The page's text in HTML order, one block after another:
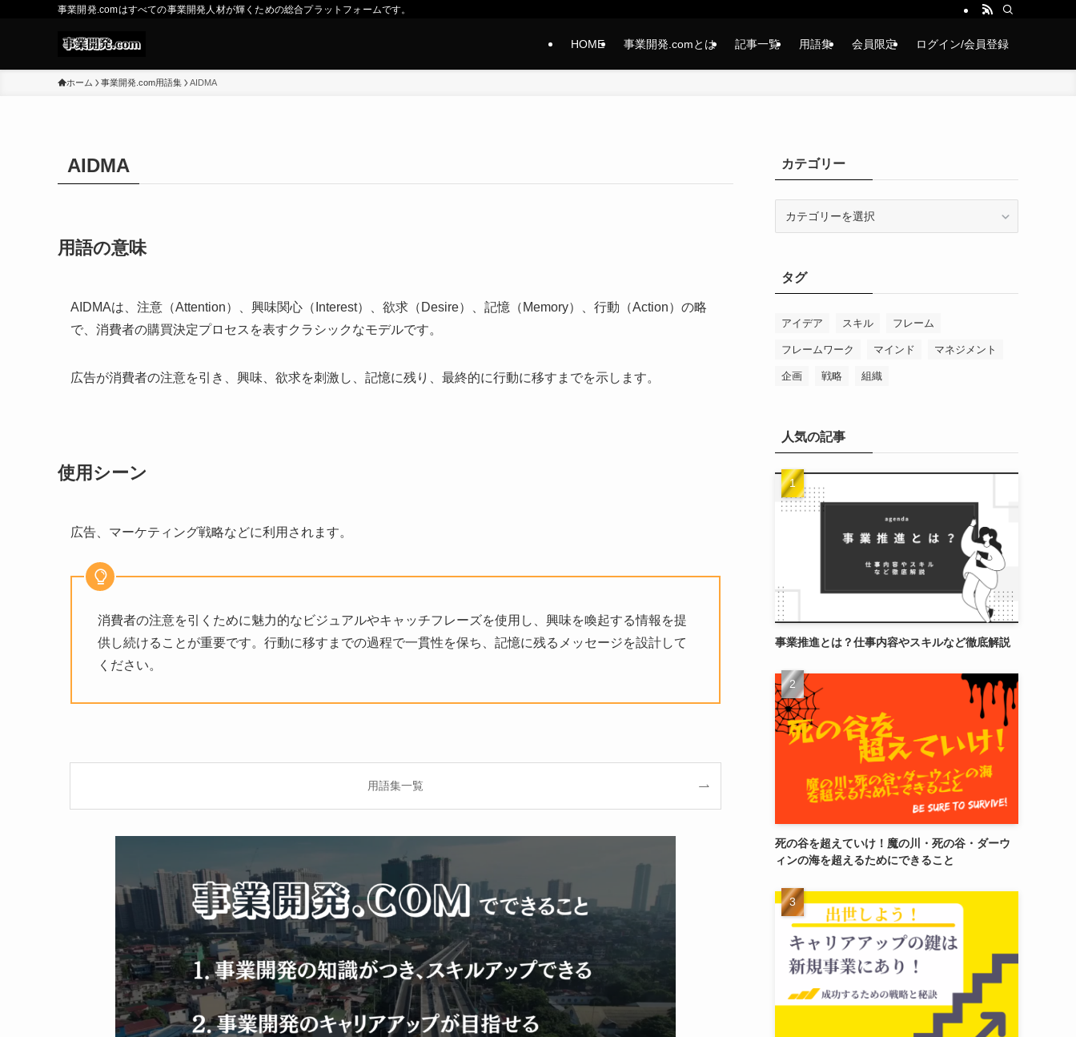
事業開発.comはすべての事業開発人材が輝くための総合プラットフォームです。
HOME 事業開発.comとは 記事一覧 用語集 会員限定 ログイン/会員登録
ホーム 事業開発.com用語集 AIDMA
AIDMA
用語の意味
AIDMAは、注意（Attention）、興味関心（Interest）、欲求（Desire）、記憶（Memory）、行動（Action）の略
で、消費者の購買決定プロセスを表すクラシックなモデルです。
広告が消費者の注意を引き、興味、欲求を刺激し、記憶に残り、最終的に行動に移すまでを示します。
使用シーン
広告、マーケティング戦略などに利用されます。
消費者の注意を引くために魅力的なビジュアルやキャッチフレーズを使用し、興味を喚起する情報を提
供し続けることが重要です。行動に移すまでの過程で一貫性を保ち、記憶に残るメッセージを設計して
ください。
用語集一覧
カテゴリー
ータグ
アイデア スキル フレーム
フレームワーク マインド マネジメント
企画 戦略 組織
人気の記事
事業推進とは？仕事内容やスキルなど徹底解説
死の谷を超えていけ！魔の川・死の谷・ダーウ
ィンの海を超えるためにできること